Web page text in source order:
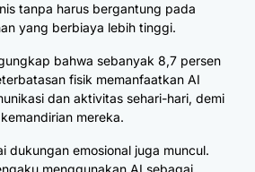
tanpa harus bergantung pada
yang berbiaya lebih tinggi.
bahwa sebanyak 8,7 persen
fisik memanfaatkan AI
dan aktivitas sehari-hari, demi
mereka.
dukungan emosional juga muncul.
menggunakan AI sebagai